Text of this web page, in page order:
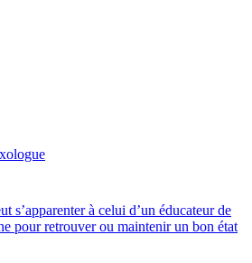
s’apparenter à celui d’un éducateur de
pour retrouver ou maintenir un bon état